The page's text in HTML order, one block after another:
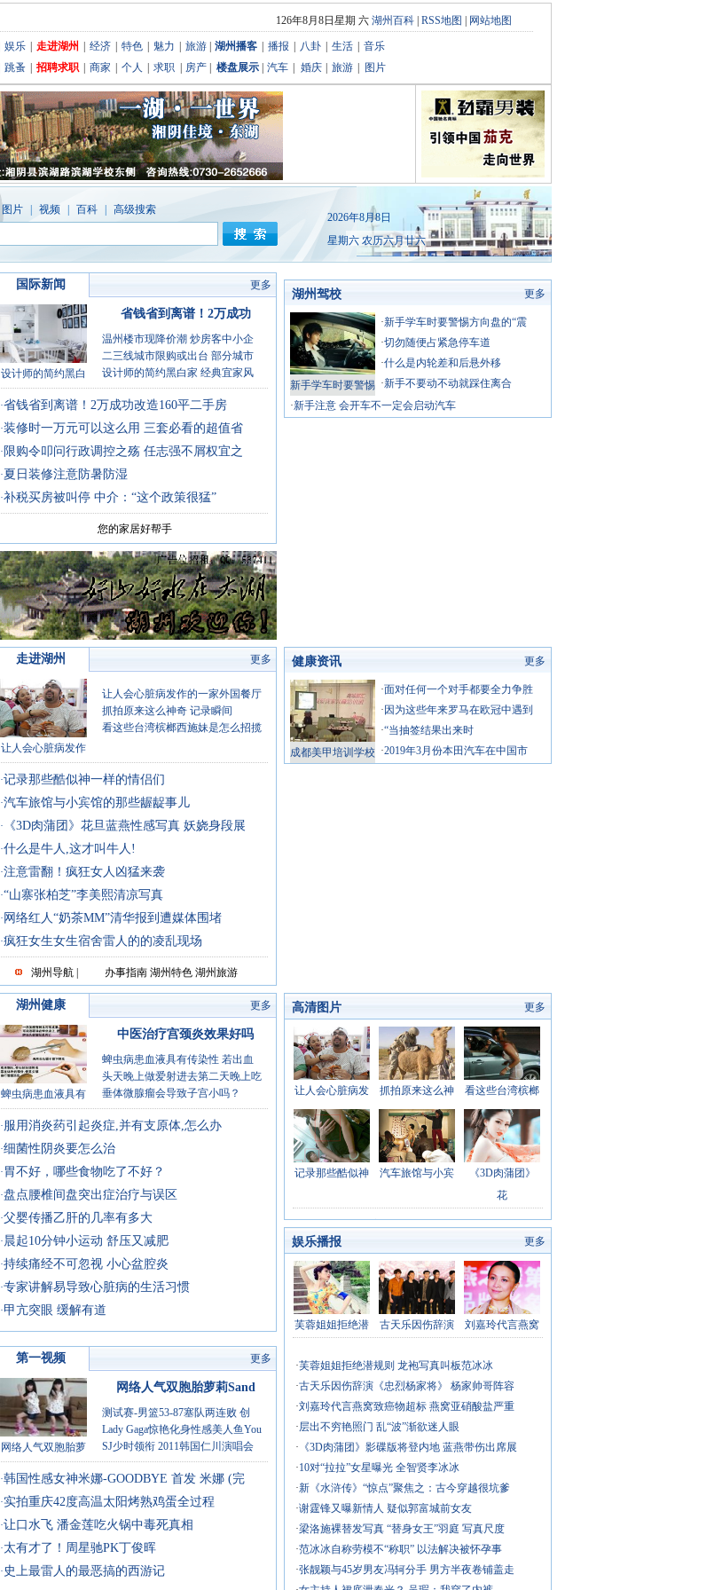
126年8月8日星期 六 湖州百科 RSS地图 网站地图
娱乐 走进湖州 经济 特色 魅力 旅游 湖州播客 播报 八卦 生活
音乐
跳蚤 招聘求职 商家 个人 求职 |房产 楼盘展示 汽车 婚庆 旅游 图片
图片 视频 百科 高级搜索
2026年8月8日
星期六 农历六月廿六
国际新闻 更多
设计师的简约黑白
省钱省到离谱！2万成功
温州楼市现降价潮 炒房客中小企
二三线城市限购或出台 部分城市
设计师的简约黑白家 经典宜家风
·省钱省到离谱！2万成功改造160平二手房
·装修时一万元可以这么用 三套必看的超值省
· 限购令叩问行政调控之殇 任志强不屑权宜之
·夏日装修注意防暑防湿
·补税买房被叫停 中介：“这个政策很猛”
您的家居好帮手
湖州驾校 更多
新手学车时要警惕
方向盘的
·新手学车时要警惕方向盘的“震
·切勿随便占紧急停车道
·什么是内轮差和后悬外移
·新手不要动不动就踩住离合
·新手注意 会开车不一定会启动汽车
走进湖州 更多
让人会心脏病发作
让人会心脏病发作的一家外国餐厅
抓拍原来这么神奇 记录瞬间
看这些台湾槟榔西施妹是怎么招揽
·记录那些酷似神一样的情侣们
·汽车旅馆与小宾馆的那些龌龊事儿
· 《3D肉蒲团》花旦蓝燕性感写真 妖娆身段展
·什么是牛人,这才叫牛人!
·注意雷翻！疯狂女人凶猛来袭
·“山寨张柏芝”李美熙清凉写真
· 网络红人“奶茶MM”清华报到遭媒体围堵
·疯狂女生女生宿舍雷人的的凌乱现场
湖州导航 | 办事指南 湖州特色 湖州旅游
健康资讯 更多
成都美甲培训学校
·面对任何一个对手都要全力争胜
· 因为这些年来罗马在欧冠中遇到
·“当抽签结果出来时
·2019年3月份本田汽车在中国市
湖州健康 更多
蜱虫病患血液具有
中医治疗宫颈炎效果好吗
蜱虫病患血液具有传染性 若出血
头天晚上做爱射进去第二天晚上吃
垂体微腺瘤会导致子宫小吗？
·服用消炎药引起炎症,并有支原体,怎么办
·细菌性阴炎要怎么治
· 胃不好，哪些食物吃了不好？
·盘点腰椎间盘突出症治疗与误区
·父婴传播乙肝的几率有多大
· 晨起10分钟小运动 舒压又减肥
·持续痛经不可忽视 小心盆腔炎
·专家讲解易导致心脏病的生活习惯
·甲亢突眼 缓解有道
第一视频 更多
网络人气双胞胎萝
网络人气双胞胎萝莉Sand
测试赛-男篮53-87塞队两连败 创
Lady Gaga惊艳化身性感美人鱼You
SJ少时领衔 2011韩国仁川演唱会
·韩国性感女神米娜-GOODBYE 首发 米娜 (完
·实拍重庆42度高温太阳烤熟鸡蛋全过程
·让口水飞 潘金莲吃火锅中毒死真相
·太有才了！周星驰PK丁俊晖
· 史上最雷人的最恶搞的西游记
高清图片 更多
让人会心脏病发 抓拍原来这么神 看这些台湾槟榔
记录那些酷似神 汽车旅馆与小宾
《3D肉蒲团》
花
湖州风情 香车美女 性感媚图 大千世界 娱乐八卦
娱乐播报 更多
芙蓉姐姐拒绝潜 古天乐因伤辞演 刘嘉玲代言燕窝
·芙蓉姐姐拒绝潜规则 龙袍写真叫板范冰冰
·古天乐因伤辞演《忠烈杨家将》 杨家帅哥阵容
·刘嘉玲代言燕窝致癌物超标 燕窝亚硝酸盐严重
·层出不穷艳照门 乱“波”渐欲迷人眼
· 《3D肉蒲团》影碟版将登内地 蓝燕带伤出席展
·10对“拉拉”女星曝光 全智贤李冰冰
·新《水浒传》“惊点”聚焦之：古今穿越很坑爹
·谢霆锋又曝新情人 疑似郭富城前女友
·梁洛施裸替发写真 “替身女王”羽庭 写真尺度
·范冰冰自称劳模不“称职” 以法解决被怀孕事
·张靓颖与45岁男友冯轲分手 男方半夜卷铺盖走